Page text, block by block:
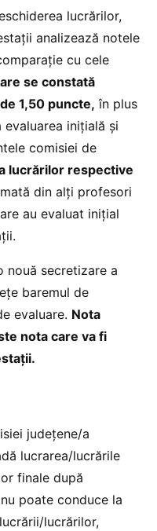
lucrărilor,
analizează notele
cu cele
se constată
1,50 puncte, în plus
iniţială şi
comisiei de
lucrărilor respective
din alţi profesori
au evaluat iniţial
nouă secretizare a
baremul de
evaluare. Nota
nota care va fi
judeţene/a
lucrarea/lucrările
finale după
poate conduce la
lucrărilor,